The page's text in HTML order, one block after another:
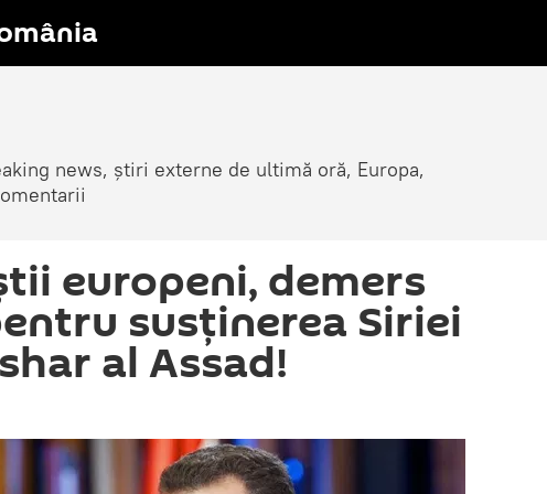
news, știri externe de ultimă oră, Europa,
europeni, demers
susținerea Siriei
al Assad!